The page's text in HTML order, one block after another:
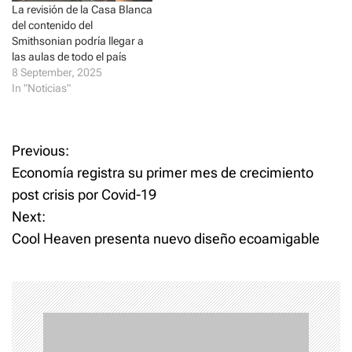
La revisión de la Casa Blanca
del contenido del
Smithsonian podría llegar a
las aulas de todo el país
8 September, 2025
In "Noticias"
P
o
s
n
a
Previous:
Economía registra su primer mes de crecimiento
post crisis por Covid-19
Next:
Cool Heaven presenta nuevo diseño ecoamigable